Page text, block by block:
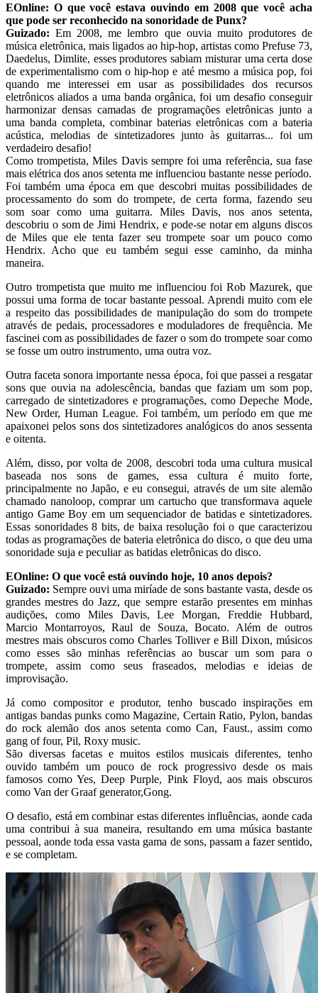
EOnline: O que você estava ouvindo em 2008 que você acha
que pode ser reconhecido na sonoridade de Punx?
Guizado:Em 2008, me lembro que ouvia muito produtores de
música eletrônica, mais ligados ao hip-hop, artistas como Prefuse 73,
Daedelus, Dimlite, esses produtores sabiam misturar uma certa dose
de experimentalismo com o hip-hop e até mesmo a música pop, foi
quando me interessei em usar as possibilidades dos recursos
eletrônicos aliados a uma banda orgânica, foi um desafio conseguir
harmonizar densas camadas de programações eletrônicas junto a
uma banda completa, combinar baterias eletrônicas com a bateria
acústica, melodias de sintetizadores junto às guitarras... foi um
verdadeiro desafio!
Como trompetista, Miles Davis sempre foi uma referência, sua fase
mais elétrica dos anos setenta me influenciou bastante nesse período.
Foi também uma época em que descobri muitas possibilidades de
processamento do som do trompete, de certa forma, fazendo seu
som soar como uma guitarra. Miles Davis, nos anos setenta,
descobriu o som de Jimi Hendrix, e pode-se notar em alguns discos
de Miles que ele tenta fazer seu trompete soar um pouco como
Hendrix. Acho que eu também segui esse caminho, da minha
maneira.
Outro trompetista que muito me influenciou foi Rob Mazurek, que
possui uma forma de tocar bastante pessoal. Aprendi muito com ele
a respeito das possibilidades de manipulação do som do trompete
através de pedais, processadores e moduladores de frequência. Me
fascinei com as possibilidades de fazer o som do trompete soar como
se fosse um outro instrumento, uma outra voz.
Outra faceta sonora importante nessa época, foi que passei a resgatar
sons que ouvia na adolescência, bandas que faziam um som pop,
carregado de sintetizadores e programações, como Depeche Mode,
New Order, Human League. Foi também, um período em que me
apaixonei pelos sons dos sintetizadores analógicos do anos sessenta
e oitenta.
Além, disso, por volta de 2008, descobri toda uma cultura musical
baseada nos sons de games, essa cultura é muito forte,
principalmente no Japão, e eu consegui, através de um site alemão
chamado nanoloop, comprar um cartucho que transformava aquele
antigo Game Boy em um sequenciador de batidas e sintetizadores.
Essas sonoridades 8 bits, de baixa resolução foi o que caracterizou
todas as programações de bateria eletrônica do disco, o que deu uma
sonoridade suja e peculiar as batidas eletrônicas do disco.
EOnline: O que você está ouvindo hoje, 10 anos depois?
Guizado: Sempre ouvi uma miríade de sons bastante vasta, desde os
grandes mestres do Jazz, que sempre estarão presentes em minhas
audições, como Miles Davis, Lee Morgan, Freddie Hubbard,
Marcio Montarroyos, Raul de Souza, Bocato. Além de outros
mestres mais obscuros como Charles Tolliver e Bill Dixon, músicos
como esses são minhas referências ao buscar um som para o
trompete, assim como seus fraseados, melodias e ideias de
improvisação.
Já como compositor e produtor, tenho buscado inspirações em
antigas bandas punks como Magazine, Certain Ratio, Pylon, bandas
do rock alemão dos anos setenta como Can, Faust., assim como
gang of four, Pil, Roxy music.
São diversas facetas e muitos estilos musicais diferentes, tenho
ouvido também um pouco de rock progressivo desde os mais
famosos como Yes, Deep Purple, Pink Floyd, aos mais obscuros
como Van der Graaf generator,Gong.
O desafio, está em combinar estas diferentes influências, aonde cada
uma contribui à sua maneira, resultando em uma música bastante
pessoal, aonde toda essa vasta gama de sons, passam a fazer sentido,
e se completam.